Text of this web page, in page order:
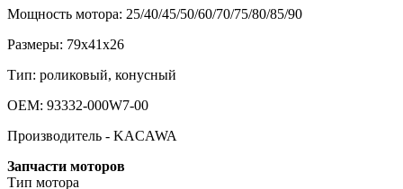
Мощность мотора: 25/40/45/50/60/70/75/80/85/90
Размеры: 79х41х26
Тип: роликовый, конусный
OEM: 93332-000W7-00
Производитель - KACAWA
Запчасти моторов
Тип мотора